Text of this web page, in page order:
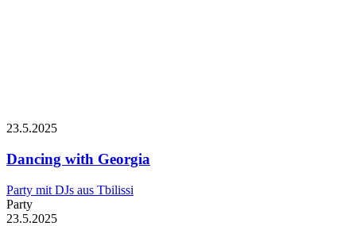
23.5.2025
Dancing with Georgia
Party mit DJs aus Tbilissi
Party
23.5.2025